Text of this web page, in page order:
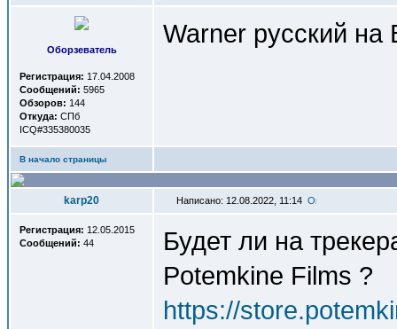
Оборзеватель
Регистрация: 17.04.2008
Сообщений: 5965
Обзоров: 144
Откуда: СПб
ICQ#335380035
Warner русский на
В начало страницы
karp20 Написано: 12.08.2022, 11:14
Регистрация: 12.05.2015
Сообщений: 44
Будет ли на
Potemkine Films ?
https://